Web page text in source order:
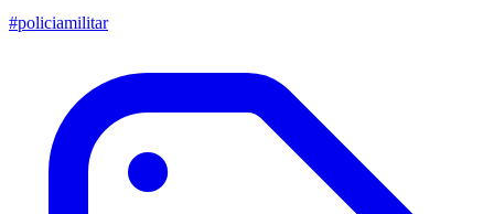
#policiamilitar